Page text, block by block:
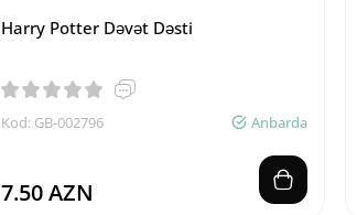
Harry Potter Dəvət Dəsti
Kod: GB-002796 Anbarda
7.50 AZN